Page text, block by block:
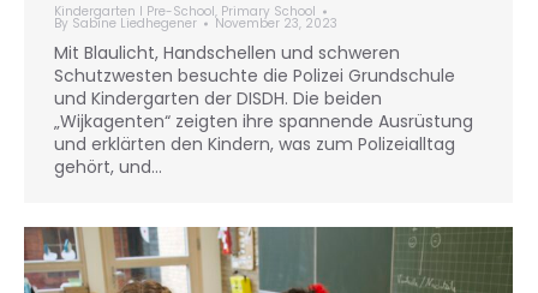
Kindergarten I Pre-School, Primary School
By Sabine Liedhegener November 23, 2023
Mit Blaulicht, Handschellen und schweren
Schutzwesten besuchte die Polizei Grundschule
und Kindergarten der DISDH. Die beiden
„Wijkagenten“ zeigten ihre spannende Ausrüstung
und erklärten den Kindern, was zum Polizeialltag
gehört, und…